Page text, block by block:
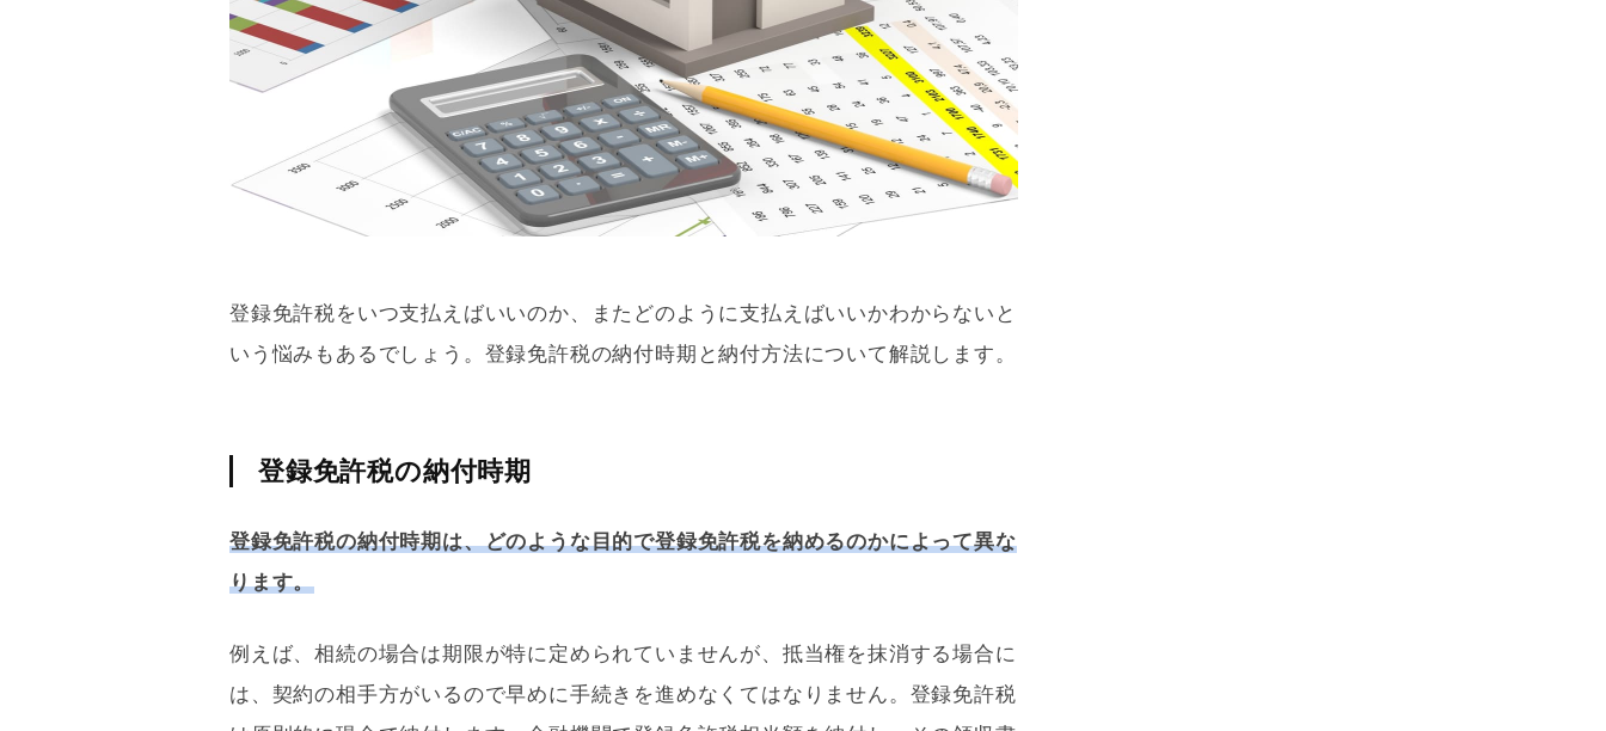
登録免許税をいつ支払えばいいのか、またどのように支払えばいいかわからないと
いう悩みもあるでしょう。 登録免許税の納付時期と納付方法について解説します。
登録免許税の納付時期
登録免許税の納付時期は、どのような目的で登録免許税を納めるのかによって異な
ります。
例えば、相続の場合は期限が特に定められていませんが、 抵当権を抹消する場合に
は、契約の相手方がいるので早めに手続きを進めなくてはなりません。 登録免許税